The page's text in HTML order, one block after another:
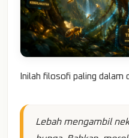
Inilah filosofi paling dalam
Lebah mengambil